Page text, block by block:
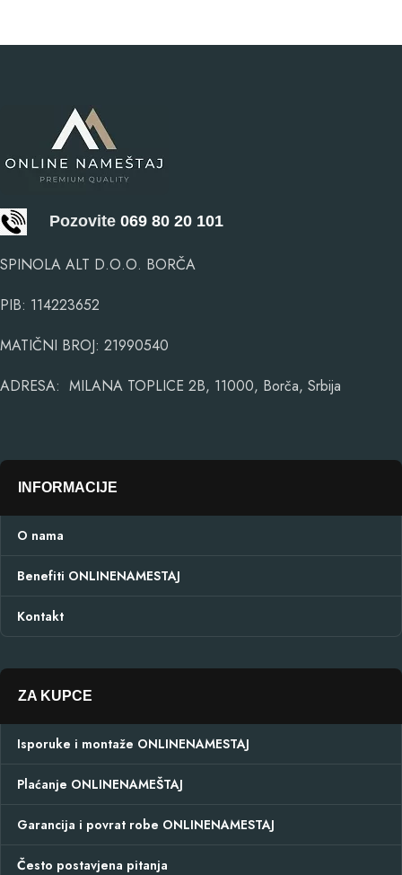
Pozovite 069 80 20 101
SPINOLA ALT D.O.O. BORČA
PIB: 114223652
MATIČNI BROJ: 21990540
ADRESA: MILANA TOPLICE 2B, 11000, Borča, Srbija
INFORMACIJE
O nama
Benefiti ONLINENAMESTAJ
Kontakt
ZA KUPCE
Isporuke i montaže ONLINENAMESTAJ
Plaćanje ONLINENAMEŠTAJ
Garancija i povrat robe ONLINENAMESTAJ
Često postavjena pitanja